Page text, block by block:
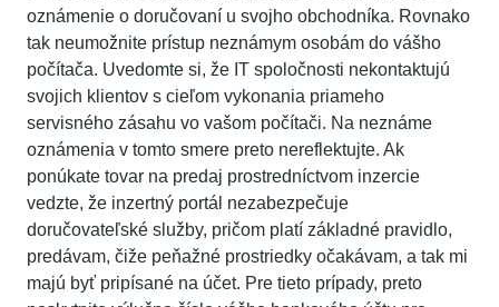
oznámenie o doručovaní u svojho obchodníka. Rovnako
tak neumožnite prístup neznámym osobám do vášho
počítača. Uvedomte si, že IT spoločnosti nekontaktujú
svojich klientov s cieľom vykonania priameho
servisného zásahu vo vašom počítači. Na neznáme
oznámenia v tomto smere preto nereflektujte. Ak
ponúkate tovar na predaj prostredníctvom inzercie
vedzte, že inzertný portál nezabezpečuje
doručovateľské služby, pričom platí základné pravidlo,
predávam, čiže peňažné prostriedky očakávam, a tak mi
majú byť pripísané na účet. Pre tieto prípady, preto